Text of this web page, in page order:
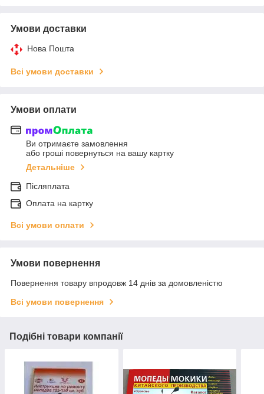
Умови доставки
Нова Пошта
Всі умови доставки
Умови оплати
Ви отримаєте замовлення
або гроші повернуться на вашу картку
Детальніше
Післяплата
Оплата на картку
Всі умови оплати
Умови повернення
Повернення товару впродовж 14 днів за домовленістю
Всі умови повернення
Подібні товари компанії